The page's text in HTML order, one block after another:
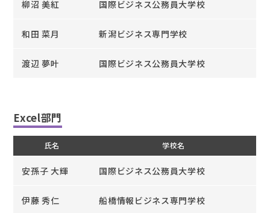
柳沼 美紅 国際ビジネス公務員大学校
和田 菜月 新潟ビジネス専門学校
渡辺 夢叶 国際ビジネス公務員大学校
Excel部門
氏名 学校名
安孫子 大輝 国際ビジネス公務員大学校
伊藤 秀仁 船橋情報ビジネス専門学校